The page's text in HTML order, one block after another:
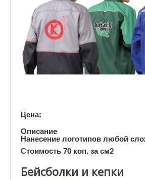
Цена:
Описание
Нанесение логотипов любой
Стоимость 70 коп. за см2
Бейсболки и кепки